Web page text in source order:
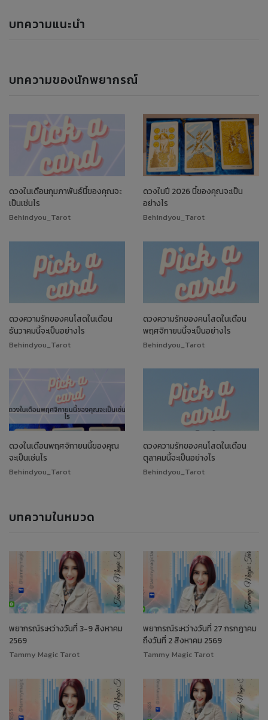
บทความแนะนำ
บทความของนักพยากรณ์
ดวงในเดือนกุมภาพันธ์นี้ของคุณจะ
เป็นเช่นไร
Behindyou_Tarot
ดวงในปี 2026 นี้ของคุณจะเป็น
อย่างไร
Behindyou_Tarot
ดวงความรักของคนโสดในเดือน
ธันวาคมนี้จะเป็นอย่างไร
Behindyou_Tarot
ดวงความรักของคนโสดในเดือน
พฤศจิกายนนี้จะเป็นอย่างไร
Behindyou_Tarot
ดวงในเดือนพฤศจิกายนนี้ของคุณ
จะเป็นเช่นไร
Behindyou_Tarot
ดวงความรักของคนโสดในเดือน
ตุลาคมนี้จะเป็นอย่างไร
Behindyou_Tarot
บทความในหมวด
พยากรณ์ระหว่างวันที่ 3-9 สิงหาคม
2569
Tammy Magic Tarot
พยากรณ์ระหว่างวันที่ 27 กรกฎาคม
ถึงวันที่ 2 สิงหาคม 2569
Tammy Magic Tarot